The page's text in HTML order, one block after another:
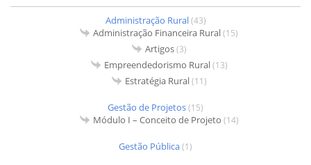
Administração Rural(43)
Administração Financeira Rural(15)
Artigos(3)
Empreendedorismo Rural(13)
Estratégia Rural(11)
Gestão de Projetos(15)
Módulo I – Conceito de Projeto (14)
Gestão Pública(1)